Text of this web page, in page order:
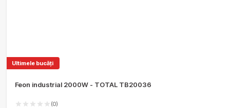
Ultimele bucăți
Feon industrial 2000W - TOTAL TB20036
(0)